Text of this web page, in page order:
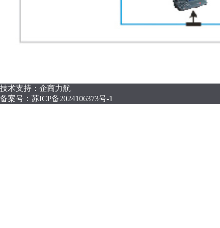
技术支持：企商力航
备案号： 苏ICP备2024106373号-1